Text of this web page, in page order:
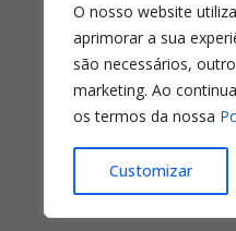
O nosso website
aprimorar a sua
são necessários,
marketing. Ao
os termos da nossa
Customizar
Vendedores e
do Sul, é uma
tem como
individual ou
categoria e
administrativas
que a